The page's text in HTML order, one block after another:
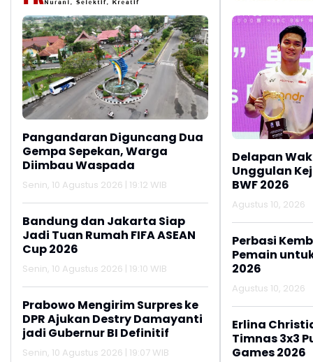
Pangandaran Diguncang Dua
Gempa Sepekan, Warga
Diimbau Waspada
Senin, 10 Agustus 2026 | 19:12 WIB
Bandung dan Jakarta Siap
Jadi Tuan Rumah FIFA ASEAN
Cup 2026
Senin, 10 Agustus 2026 | 19:10 WIB
Prabowo Mengirim Surpres ke
DPR Ajukan Destry Damayanti
jadi Gubernur BI Definitif
Senin, 10 Agustus 2026 | 19:07 WIB
Delapan
Unggulan
BWF 2026
Agustus 10, 2026
Perbasi
Pemain
2026
Agustus 10, 2026
Erlina
Timnas 3x3
Games 2026